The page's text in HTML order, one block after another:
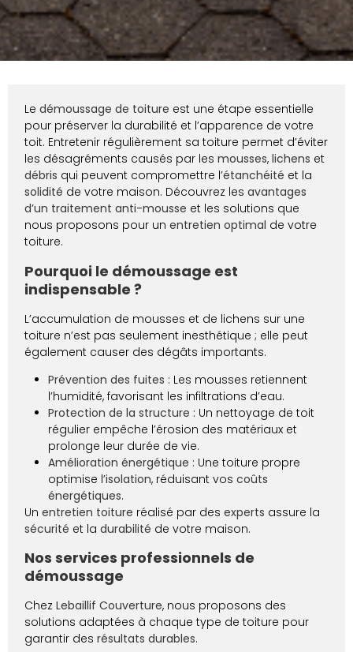
Ledémoussage de toiture est une étape essentielle
pour préserver la durabilité et l’apparence de votre
toit. Entretenir régulièrement sa toiture permet d’éviter
les désagréments causés par lesmousses,lichens et
débris qui peuvent compromettre l’étanchéité et la
solidité de votre maison. Découvrez lesavantages
d’un traitement anti-mousse et les solutions que
nous proposons pour unentretien optimal de votre
toiture.
Pourquoi le démoussage est
indispensable ?
L’accumulation de mousses et de lichens sur une
toiture n’est pas seulement inesthétique ; elle peut
également causer des dégâts importants.
Prévention des fuites : Les mousses retiennent
l’humidité, favorisant les infiltrations d’eau.
Protection de la structure : Un nettoyage de toit
régulier empêche l’érosion des matériaux et
prolonge leur durée de vie.
Amélioration énergétique : Une toiture propre
optimise l’isolation, réduisant voscoûts
énergétiques.
Unentretien toiture réalisé par desexperts assure la
sécurité et ladurabilité de votre maison.
Nos services professionnels de
démoussage
ChezLebaillif Couverture, nous proposons des
solutions adaptées à chaque type de toiture pour
garantir desrésultats durables.